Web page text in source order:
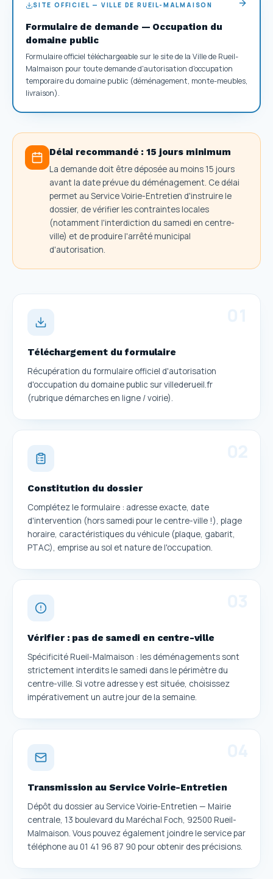
SITE OFFICIEL — VILLE DE RUEIL-MALMAISON
Formulaire de demande — Occupation du
domaine public
Formulaire officiel téléchargeable sur le site de la Ville de Rueil-
Malmaison pour toute demande d'autorisation d'occupation
temporaire du domaine public (déménagement, monte-meubles,
livraison).
Délai recommandé :15 jours minimum
La demande doit être déposée au moins 15 jours
avant la date prévue du déménagement. Ce délai
permet au Service Voirie-Entretien d'instruire le
dossier, de vérifier les contraintes locales
(notamment l'interdiction du samedi en centre-
ville) et de produire l'arrêté municipal
d'autorisation.
Téléchargement du formulaire
Récupération du formulaire officiel d'autorisation
d'occupation du domaine public sur villederueil.fr
(rubrique démarches en ligne / voirie).
Constitution du dossier
Complétez le formulaire : adresse exacte, date
d'intervention (hors samedi pour le centre-ville !), plage
horaire, caractéristiques du véhicule (plaque, gabarit,
PTAC), emprise au sol et nature de l'occupation.
Vérifier : pas de samedi en centre-ville
Spécificité Rueil-Malmaison : les déménagements sont
strictement interdits le samedi dans le périmètre du
centre-ville. Si votre adresse y est située, choisissez
impérativement un autre jour de la semaine.
Transmission au Service Voirie-Entretien
Dépôt du dossier au Service Voirie-Entretien — Mairie
centrale, 13 boulevard du Maréchal Foch, 92500 Rueil-
Malmaison. Vous pouvez également joindre le service par
téléphone au 01 41 96 87 90 pour obtenir des précisions.